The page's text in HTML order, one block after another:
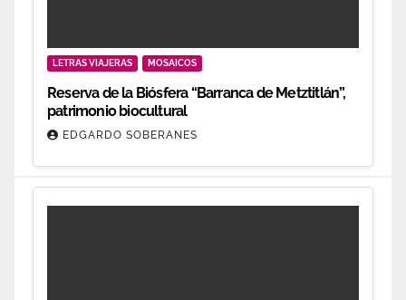
LETRAS VIAJERAS MOSAICOS
Reserva de la Biósfera “Barranca de Metztitlán”,
patrimonio biocultural
EDGARDO SOBERANES